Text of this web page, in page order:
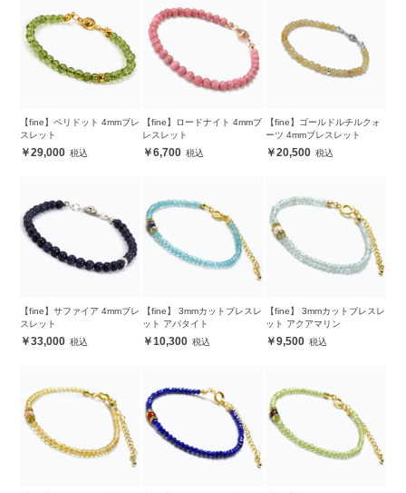
【fine】ペリドット 4mmブレ
スレット
29,000
【fine】ロードナイト 4mmブ
レスレット
6,700
【fine】ゴールドルチルクォ
ーツ 4mmブレスレット
20,500
【fine】サファイア 4mmブレ
スレット
33,000
【fine】 3mmカットブレスレ
ット アパタイト
10,300
【fine】 3mmカットブレスレ
ット アクアマリン
9,500